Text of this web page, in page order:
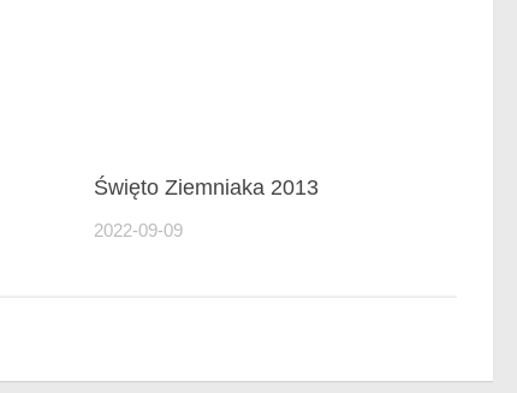
Święto Ziemniaka 2013
2022-09-09